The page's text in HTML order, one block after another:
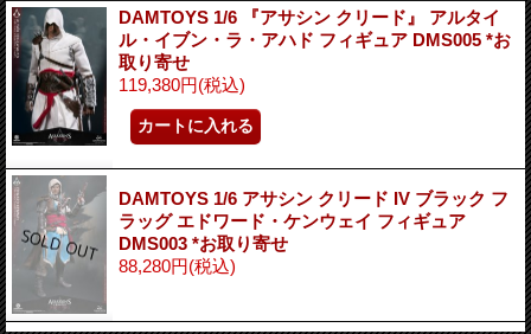
DAMTOYS 1/6 『アサシン クリード』 アルタイ
ル・イブン・ラ・アハド フィギュア DMS005 *お
取り寄せ
119,380円(税込)
DAMTOYS 1/6 アサシン クリード IV ブラック フ
ラッグ エドワード・ケンウェイ フィギュア
DMS003 *お取り寄せ
88,280円(税込)